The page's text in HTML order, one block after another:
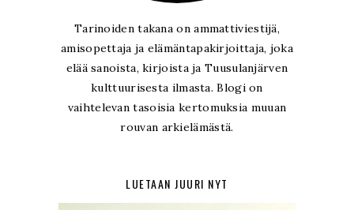
Tarinoiden takana on ammattiviestijä,
amisopettaja ja elämäntapakirjoittaja, joka
elää sanoista, kirjoista ja Tuusulanjärven
kulttuurisesta ilmasta. Blogi on
vaihtelevan tasoisia kertomuksia muuan
rouvan arkielämästä.
LUETAAN JUURI NYT